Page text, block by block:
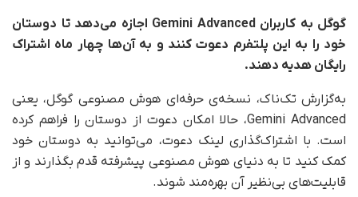
گوگل به کاربران Gemini Advanced اجازه می‌دهد تا دوستان
خود را به این پلتفرم دعوت کنند و به آن‌ها چهار ماه اشتراک
رایگان هدیه دهند.
به‌گزارش تک‌ناک، نسخه‌ی حرفه‌ای هوش مصنوعی گوگل، یعنی
Gemini Advanced، حالا امکان دعوت از دوستان را فراهم کرده
است. با اشتراک‌گذاری لینک دعوت، می‌توانید به دوستان خود
کمک کنید تا به دنیای هوش مصنوعی پیشرفته قدم بگذارند و از
قابلیت‌های بی‌نظیر آن بهره‌مند شوند.